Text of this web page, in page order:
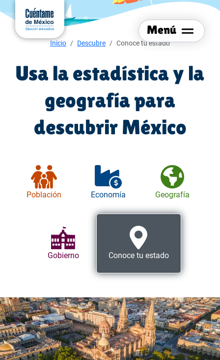
Ir al
contenido
principal
Menú
Menú del sitio
Menú de navegación
Inicio Descubre Conoce tu estado
Usa la estadística y la
geografía para
descubrir México
Población Economía Geografía
Gobierno Conoce tu estado